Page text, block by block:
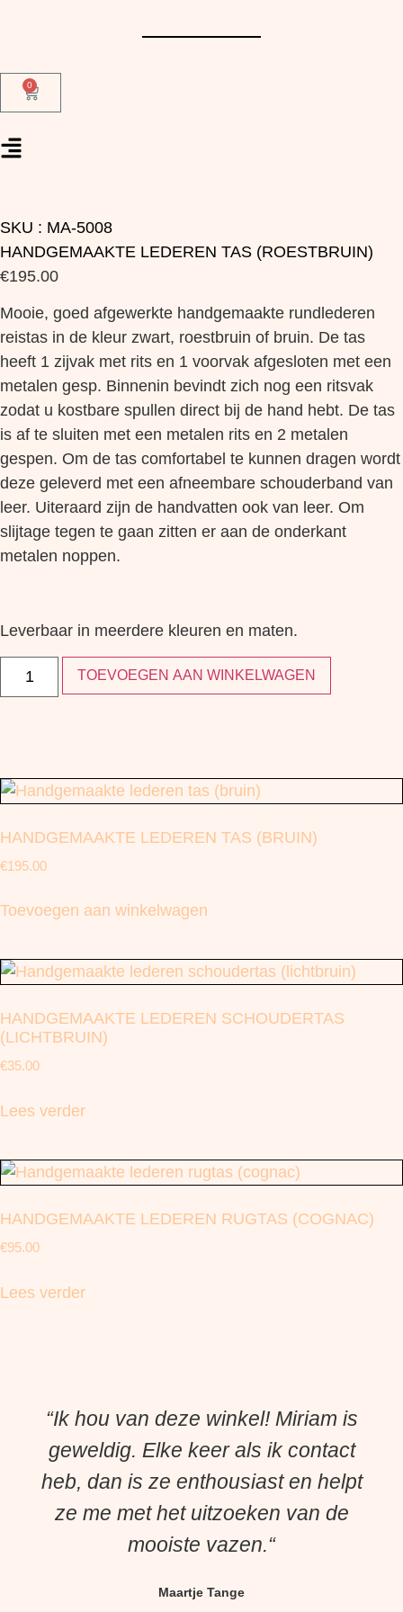
0
SKU : MA-5008
HANDGEMAAKTE LEDEREN TAS (ROESTBRUIN)
€195.00
Mooie, goed afgewerkte handgemaakte rundlederen
reistas in de kleur zwart, roestbruin of bruin. De tas
heeft 1 zijvak met rits en 1 voorvak afgesloten met een
metalen gesp. Binnenin bevindt zich nog een ritsvak
zodat u kostbare spullen direct bij de hand hebt. De tas
is af te sluiten met een metalen rits en 2 metalen
gespen. Om de tas comfortabel te kunnen dragen wordt
deze geleverd met een afneembare schouderband van
leer. Uiteraard zijn de handvatten ook van leer. Om
slijtage tegen te gaan zitten er aan de onderkant
metalen noppen.
Leverbaar in meerdere kleuren en maten.
TOEVOEGEN AAN WINKELWAGEN
HANDGEMAAKTE LEDEREN TAS (BRUIN)
€195.00
Toevoegen aan winkelwagen
HANDGEMAAKTE LEDEREN SCHOUDERTAS
(LICHTBRUIN)
€35.00
Lees verder
HANDGEMAAKTE LEDEREN RUGTAS (COGNAC)
€95.00
Lees verder
“Ik hou van deze winkel! Miriam is
geweldig. Elke keer als ik contact
heb, dan is ze enthousiast en helpt
ze me met het uitzoeken van de
mooiste vazen.“
Maartje Tange